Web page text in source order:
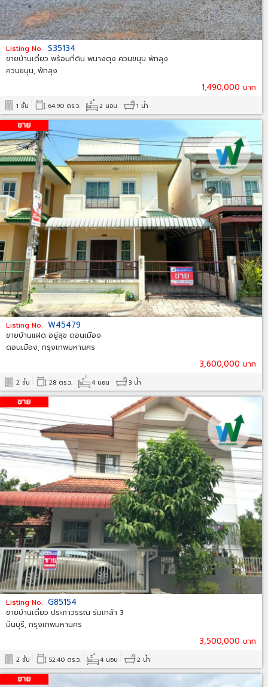
Listing No. S35134
ขายบ้านเดี่ยว พร้อมที่ดิน พนางตุง ควนขนุน พัทลุง
ควนขนุน, พัทลุง
1,490,000 บาท
1 ชั้น 64.90 ตร.ว. 2 นอน 1 น้ำ
Listing No. W45479
ขายบ้านแฝด อยู่สุข ดอนเมือง
ดอนเมือง, กรุงเทพมหานคร
3,600,000 บาท
2 ชั้น 28 ตร.ว. 4 นอน 3 น้ำ
Listing No. G85154
ขายบ้านเดี่ยว ประภาวรรณ ร่มเกล้า 3
มีนบุรี, กรุงเทพมหานคร
3,500,000 บาท
2 ชั้น 52.40 ตร.ว. 4 นอน 2 น้ำ